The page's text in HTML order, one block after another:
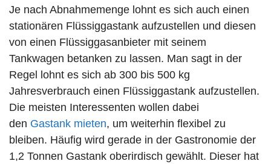
Je nach Abnahmemenge lohnt es sich auch einen
stationären Flüssiggastank aufzustellen und diesen
von einen Flüssiggasanbieter mit seinem
Tankwagen betanken zu lassen. Man sagt in der
Regel lohnt es sich ab 300 bis 500 kg
Jahresverbrauch einen Flüssiggastank aufzustellen.
Die meisten Interessenten wollen dabei
den Gastank mieten, um weiterhin flexibel zu
bleiben. Häufig wird gerade in der Gastronomie der
1,2 Tonnen Gastank oberirdisch gewählt. Dieser hat